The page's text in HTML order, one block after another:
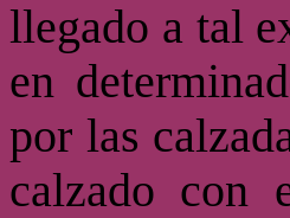
llegado a tal
en
por las
calzado con